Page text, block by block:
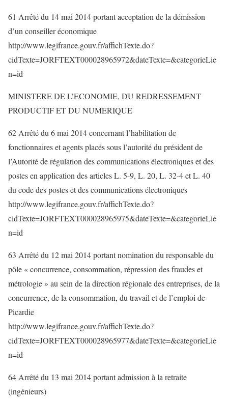
61 Arrêté du 14 mai 2014 portant acceptation de la démission
d’un conseiller économique
http://www.legifrance.gouv.fr/affichTexte.do?
cidTexte=JORFTEXT000028965972&dateTexte=&categorieLie
n=id
MINISTERE DE L’ECONOMIE, DU REDRESSEMENT
PRODUCTIF ET DU NUMERIQUE
62 Arrêté du 6 mai 2014 concernant l’habilitation de
fonctionnaires et agents placés sous l’autorité du président de
l’Autorité de régulation des communications électroniques et des
postes en application des articles L. 5-9, L. 20, L. 32-4 et L. 40
du code des postes et des communications électroniques
http://www.legifrance.gouv.fr/affichTexte.do?
cidTexte=JORFTEXT000028965975&dateTexte=&categorieLie
n=id
63 Arrêté du 12 mai 2014 portant nomination du responsable du
pôle « concurrence, consommation, répression des fraudes et
métrologie » au sein de la direction régionale des entreprises, de la
concurrence, de la consommation, du travail et de l’emploi de
Picardie
http://www.legifrance.gouv.fr/affichTexte.do?
cidTexte=JORFTEXT000028965977&dateTexte=&categorieLie
n=id
64 Arrêté du 13 mai 2014 portant admission à la retraite
(ingénieurs)